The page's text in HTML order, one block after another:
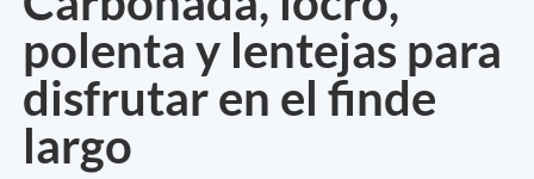
polenta y lentejas para
disfrutar en el finde
largo